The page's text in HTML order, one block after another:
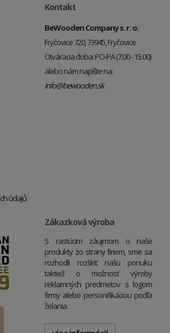
údajů
Kontakt
BeWooden Company s. r. o.
Fryčovice 720, 73945, Fryčovice
Otváracia doba: PO-PA (7:00 - 15:00)
alebo nám napíšte na:
info@bewooden.sk
Zákazková výroba
S rastúcim záujmom o naše
produkty zo strany firiem, sme sa
rozhodli rozšíriť našu ponuku
taktiež o možnosť výroby
reklamných predmetov s logom
firmy alebo personifikáciou podľa
želania.